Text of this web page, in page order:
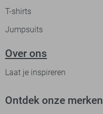
T-shirts
Jumpsuits
Over ons
Laat je inspireren
Ontdek onze merken